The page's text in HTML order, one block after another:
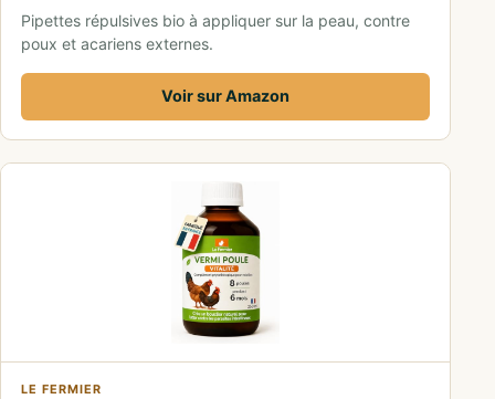
Pipettes répulsives bio à appliquer sur la peau, contre
poux et acariens externes.
Voir sur Amazon
LE FERMIER